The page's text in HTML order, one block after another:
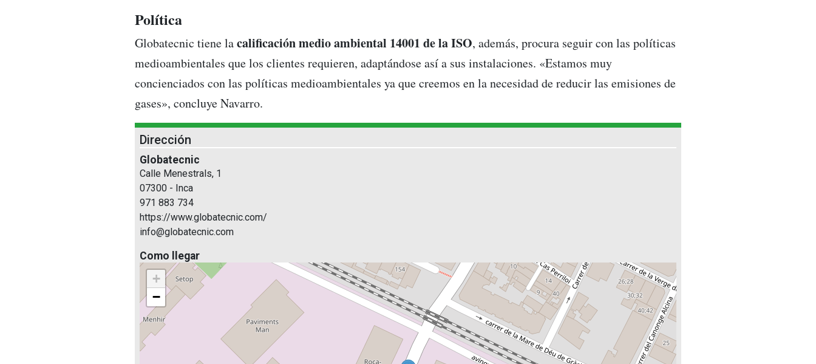
Política
Globatecnic tiene lacalificación medio ambiental 14001 de la ISO, además, procura seguir con las políticas
medioambientales que los clientes requieren, adaptándose así a sus instalaciones. «Estamos muy
concienciados con las políticas medioambientales ya que creemos en la necesidad de reducir las emisiones de
gases», concluye Navarro.
Dirección
Globatecnic
Calle Menestrals, 1
07300 - Inca
971 883 734
https://www.globatecnic.com/
info@globatecnic.com
Como llegar
+
−